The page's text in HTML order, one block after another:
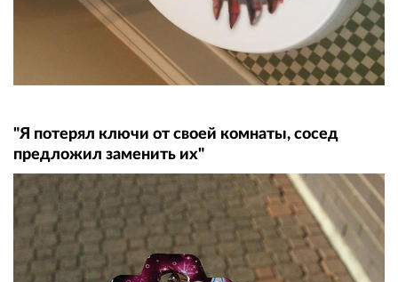
"Я потерял ключи от своей комнаты, сосед
предложил заменить их"